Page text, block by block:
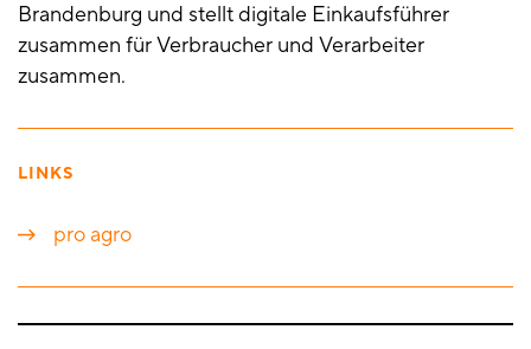
Brandenburg und stellt digitale Einkaufsführer
zusammen für Verbraucher und Verarbeiter
zusammen.
LINKS
pro agro